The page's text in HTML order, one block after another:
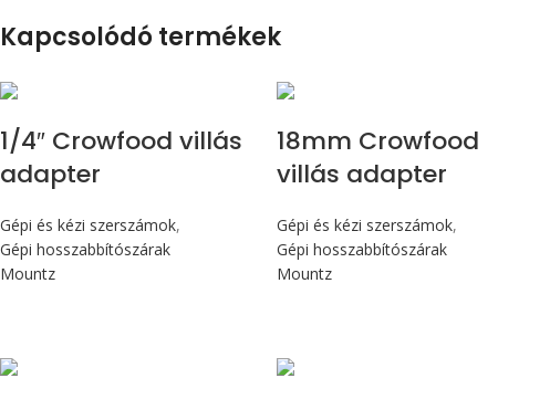
Kapcsolódó termékek
1/4″ Crowfood villás
adapter
Gépi és kézi szerszámok,
Gépi hosszabbítószárak
Mountz
18mm Crowfood
villás adapter
Gépi és kézi szerszámok,
Gépi hosszabbítószárak
Mountz